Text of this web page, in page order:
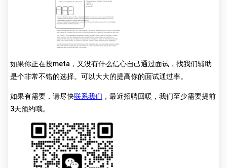
如果你正在投meta，又没有什么信心自己通过面试，找我们辅助
是个非常不错的选择。可以大大的提高你的面试通过率。
如果有需要，请尽快联系我们 ，最近招聘回暖，我们至少需要提前
3天预约哦。